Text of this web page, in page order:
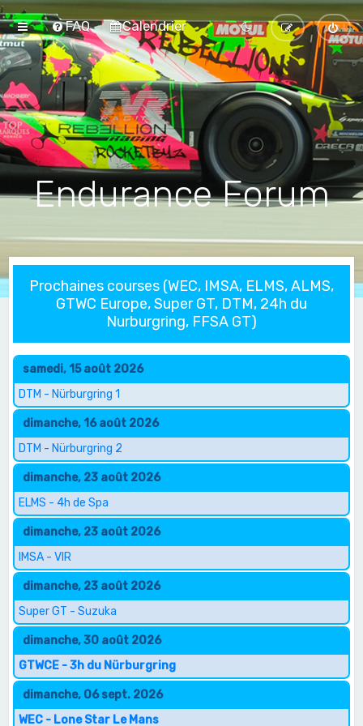
FAQ Calendrier
Endurance Forum
Prochaines courses (WEC, IMSA, ELMS, ALMS,
GTWC Europe, Super GT, DTM, 24h du
Nurburgring, FFSA GT)
samedi, 15 août 2026
DTM - Nürburgring 1
dimanche, 16 août 2026
DTM - Nürburgring 2
dimanche, 23 août 2026
ELMS - 4h de Spa
dimanche, 23 août 2026
IMSA - VIR
dimanche, 23 août 2026
Super GT - Suzuka
dimanche, 30 août 2026
GTWCE - 3h du Nürburgring
dimanche, 06 sept. 2026
WEC - Lone Star Le Mans